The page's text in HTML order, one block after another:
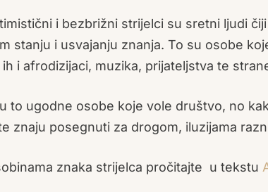
i bezbrižni strijelci su sretni ljudi
stanju i usvajanju znanja. To su osobe
ih i afrodizijaci, muzika, prijateljstva te
to ugodne osobe koje vole društvo, no
znaju posegnuti za drogom, iluzijama
znaka strijelca pročitajte u tekstu